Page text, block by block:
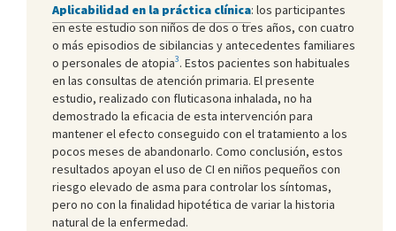
Aplicabilidad en la práctica clínica: los participantes
en este estudio son niños de dos o tres años, con cuatro
o más episodios de sibilancias y antecedentes familiares
o personales de atopia3. Estos pacientes son habituales
en las consultas de atención primaria. El presente
estudio, realizado con fluticasona inhalada, no ha
demostrado la eficacia de esta intervención para
mantener el efecto conseguido con el tratamiento a los
pocos meses de abandonarlo. Como conclusión, estos
resultados apoyan el uso de CI en niños pequeños con
riesgo elevado de asma para controlar los síntomas,
pero no con la finalidad hipotética de variar la historia
natural de la enfermedad.